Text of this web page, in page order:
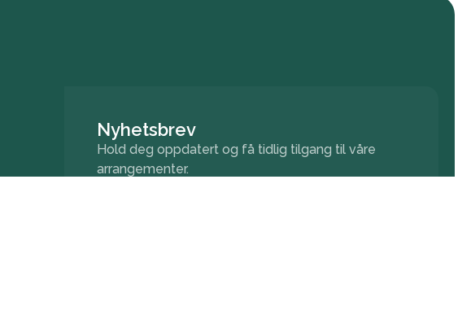
Nyhetsbrev
Hold deg oppdatert og få tidlig tilgang til våre
arrangementer.